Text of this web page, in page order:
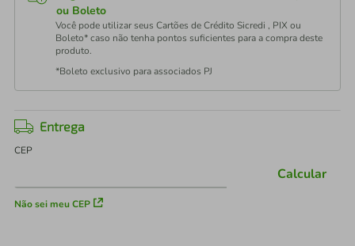
ou Boleto
Você pode utilizar seus Cartões de Crédito Sicredi , PIX ou
Boleto* caso não tenha pontos suficientes para a compra deste
produto.
*Boleto exclusivo para associados PJ
Entrega
CEP
Não sei meu CEP
Calcular